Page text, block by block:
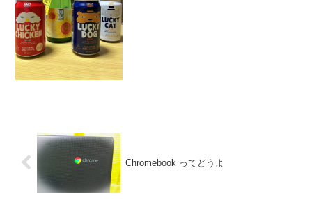
Chromebook ってどうよ